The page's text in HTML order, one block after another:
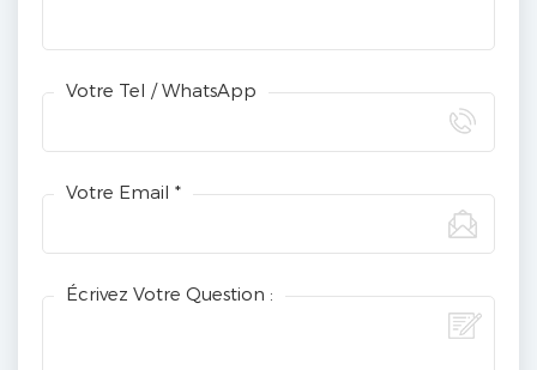
Votre Tel / WhatsApp
Votre Email *
Écrivez Votre Question :